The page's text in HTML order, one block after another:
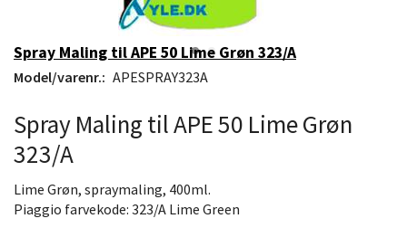
Spray Maling til APE 50 Lime Grøn 323/A
Model/varenr.: APESPRAY323A
Spray Maling til APE 50 Lime Grøn
323/A
Lime Grøn, spraymaling, 400ml.
Piaggio farvekode: 323/A Lime Green